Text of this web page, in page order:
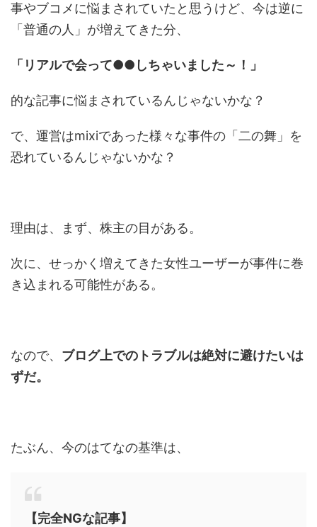
事やブコメに悩まされていたと思うけど、今は逆に
「普通の人」が増えてきた分、
「リアルで会って●●しちゃいました～！」
的な記事に悩まされているんじゃないかな？
で、運営はmixiであった様々な事件の「二の舞」を
恐れているんじゃないかな？
理由は、まず、株主の目がある。
次に、せっかく増えてきた女性ユーザーが事件に巻
き込まれる可能性がある。
なので、 ブログ上でのトラブルは絶対に避けたいは
ずだ。
たぶん、今のはてなの基準は、
【完全NGな記事】